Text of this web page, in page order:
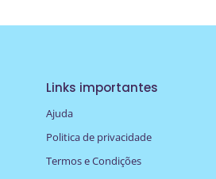
Links importantes
Ajuda
Politica de privacidade
Termos e Condições